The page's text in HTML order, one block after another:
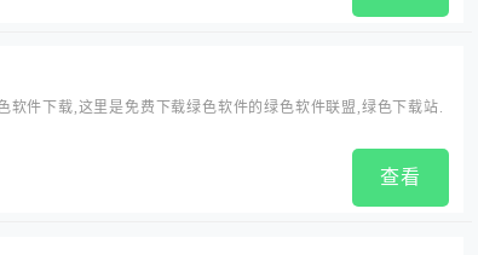
软件下载,这里是免费下载绿色软件的绿色软件联盟,绿色下载站.
查看